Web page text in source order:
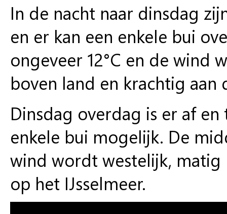
In de nacht naar dinsdag
en er kan een enkele bui
ongeveer 12°C en de wind
boven land en krachtig aan
Dinsdag overdag is er af
enkele bui mogelijk. De
wind wordt westelijk, matig
op het IJsselmeer.